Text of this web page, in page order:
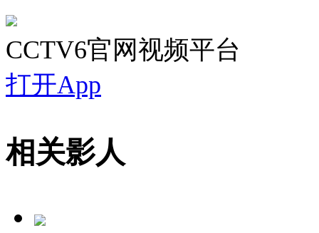
CCTV6官网视频平台
打开App
相关影人